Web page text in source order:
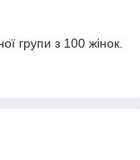
групи з 100 жінок.